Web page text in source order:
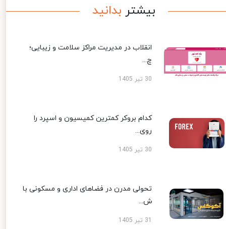
بیشتر بدانید
انقلاب در مدیریت مراکز سلامت و زیبایی؛
چ...
30 تیر 1405
کدام بروکر کمترین کمیسیون و اسپرد را
روی...
30 تیر 1405
تحولی مدرن در فضاهای اداری و مسکونی با
ش...